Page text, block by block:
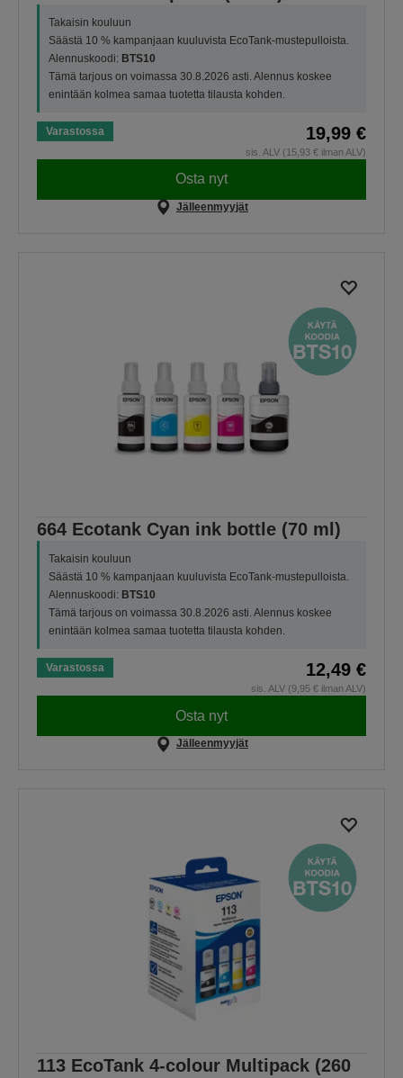
Takaisin kouluun
Säästä 10 % kampanjaan kuuluvista EcoTank-mustepulloista.
Alennuskoodi: BTS10
Tämä tarjous on voimassa 30.8.2026 asti. Alennus koskee
enintään kolmea samaa tuotetta tilausta kohden.
Varastossa 19,99 €
sis. ALV (15,93 € ilman ALV)
Osta nyt
Jälleenmyyjät
664 Ecotank Cyan ink bottle (70 ml)
Takaisin kouluun
Säästä 10 % kampanjaan kuuluvista EcoTank-mustepulloista.
Alennuskoodi: BTS10
Tämä tarjous on voimassa 30.8.2026 asti. Alennus koskee
enintään kolmea samaa tuotetta tilausta kohden.
Varastossa 12,49 €
sis. ALV (9,95 € ilman ALV)
Osta nyt
Jälleenmyyjät
113 EcoTank 4-colour Multipack (260